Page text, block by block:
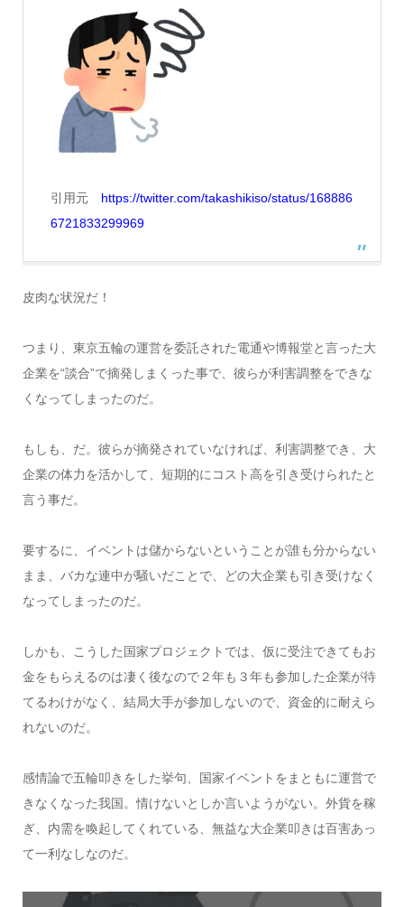
引用元 https://twitter.com/takashikiso/status/168886
6721833299969
皮肉な状況だ！
つまり、東京五輪の運営を委託された電通や博報堂と言った大
企業を“談合”で摘発しまくった事で、彼らが利害調整をできな
くなってしまったのだ。
もしも、だ。彼らが摘発されていなければ、利害調整でき、大
企業の体力を活かして、短期的にコスト高を引き受けられたと
言う事だ。
要するに、イベントは儲からないということが誰も分からない
まま、バカな連中が騒いだことで、どの大企業も引き受けなく
なってしまったのだ。
しかも、こうした国家プロジェクトでは、仮に受注できてもお
金をもらえるのは凄く後なので２年も３年も参加した企業が待
てるわけがなく、結局大手が参加しないので、資金的に耐えら
れないのだ。
感情論で五輪叩きをした挙句、国家イベントをまともに運営で
きなくなった我国。情けないとしか言いようがない。外貨を稼
ぎ、内需を喚起してくれている、無益な大企業叩きは百害あっ
て一利なしなのだ。